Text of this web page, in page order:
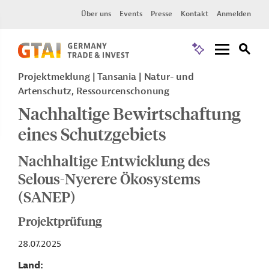
Über uns Events Presse Kontakt Anmelden
Projektmeldung Tansania
Natur- und
Artenschutz, Ressourcenschonung
Nachhaltige Bewirtschaftung
eines Schutzgebiets
Nachhaltige Entwicklung des
Selous-Nyerere Ökosystems
(SANEP)
Projektprüfung
28.07.2025
Land